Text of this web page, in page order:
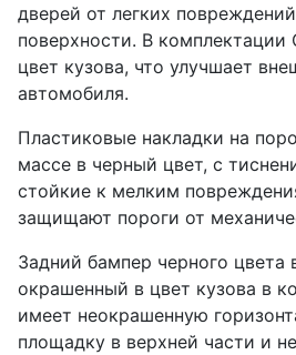
дверей от легких
поверхности. В
цвет кузова, что улучшает
автомобиля.
Пластиковые накладки на
массе в черный цвет, с
стойкие к мелким
защищают пороги от
Задний бампер черного цвета
окрашенный в цвет кузова в
имеет неокрашенную
площадку в верхней части и